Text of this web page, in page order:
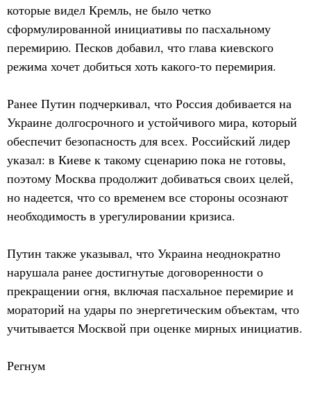
которые видел Кремль, не было четко
сформулированной инициативы по пасхальному
перемирию. Песков добавил, что глава киевского
режима хочет добиться хоть какого-то перемирия.
Ранее Путин подчеркивал, что Россия добивается на
Украине долгосрочного и устойчивого мира, который
обеспечит безопасность для всех. Российский лидер
указал: в Киеве к такому сценарию пока не готовы,
поэтому Москва продолжит добиваться своих целей,
но надеется, что со временем все стороны осознают
необходимость в урегулировании кризиса.
Путин также указывал, что Украина неоднократно
нарушала ранее достигнутые договоренности о
прекращении огня, включая пасхальное перемирие и
мораторий на удары по энергетическим объектам, что
учитывается Москвой при оценке мирных инициатив.
Регнум